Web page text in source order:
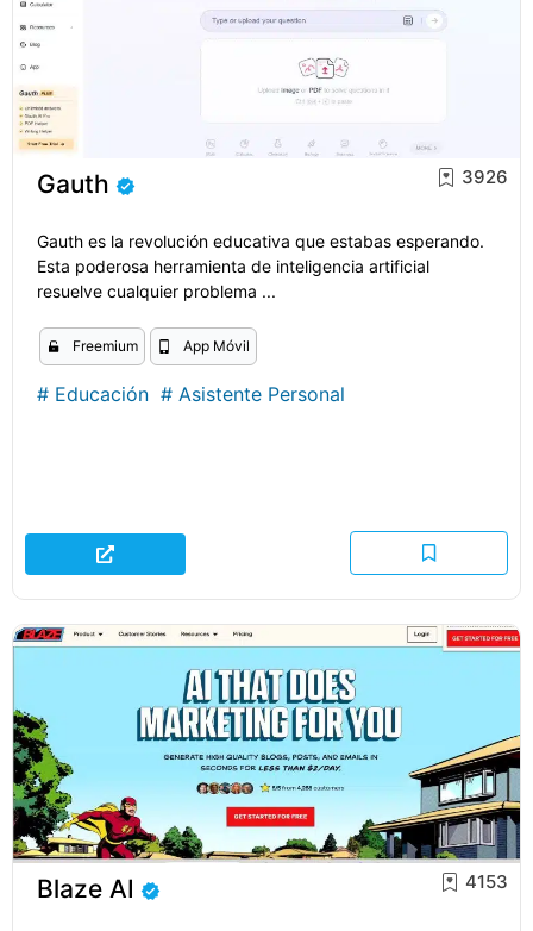
Gauth 3926
Gauth es la revolución educativa que estabas esperando.
Esta poderosa herramienta de inteligencia artificial
resuelve cualquier problema ...
Freemium App Móvil
# Educación # Asistente Personal
Blaze AI 4153